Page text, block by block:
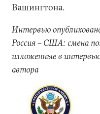
Вашингтона.
Интервью
Россия – США: смена
изложенные в
автора